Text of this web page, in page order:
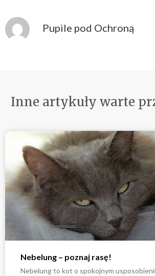
Pupile pod Ochroną
Inne artykuły warte
Nebelung – poznaj rasę!
Nebelung to kot o spokojnym